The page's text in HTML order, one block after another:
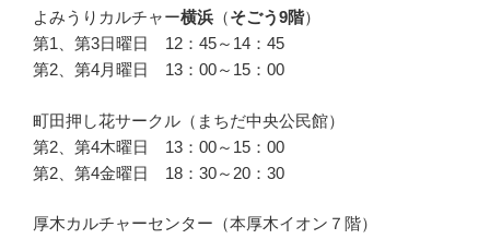
よみうりカルチャー横浜 （そごう9階）
第1、第3日曜日 12：45～14：45
第2、第4月曜日 13：00～15：00
町田押し花サークル（まちだ中央公民館）
第2、第4木曜日 13：00～15：00
第2、第4金曜日 18：30～20：30
厚木カルチャーセンター（本厚木イオン７階）